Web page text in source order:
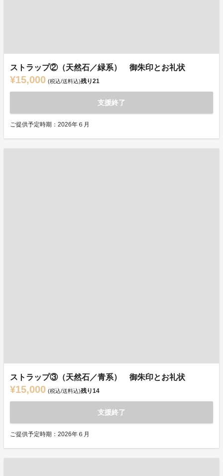
ストラップ②（天然石／緑系） 御朱印とお礼状
¥15,000 (税込/送料込)残り21
支援終了
ご提供予定時期：2026年６月
ストラップ③（天然石／青系） 御朱印とお礼状
¥15,000 (税込/送料込)残り14
支援終了
ご提供予定時期：2026年６月